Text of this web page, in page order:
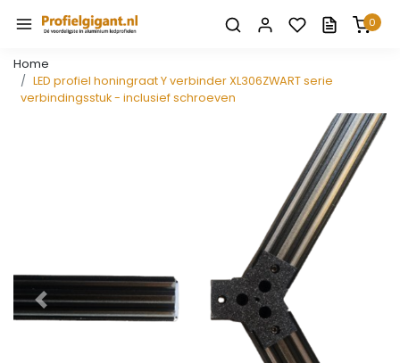
0
Home
LED profiel honingraat Y verbinder XL306ZWART serie
verbindingsstuk - inclusief schroeven
Vorige